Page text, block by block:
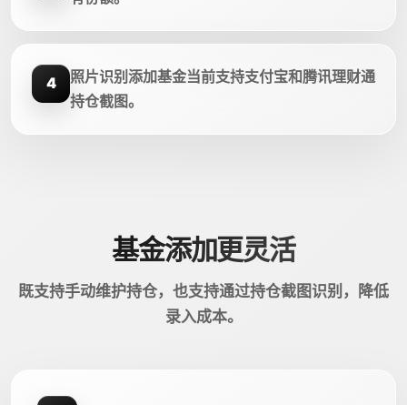
4
照片识别添加基金当前支持支付宝和腾讯理财通
持仓截图。
基金添加更灵活
既支持手动维护持仓，也支持通过持仓截图识别，降低
录入成本。